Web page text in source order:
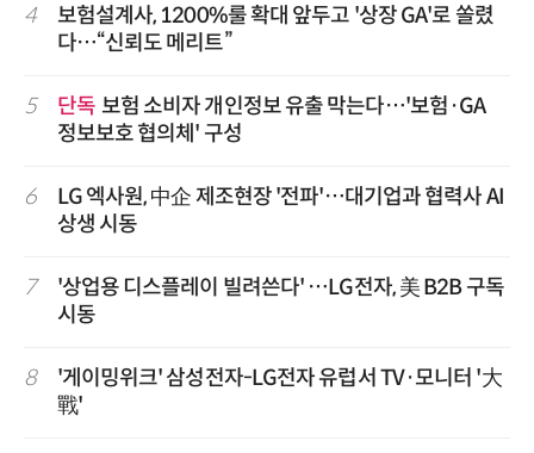
4
보험설계사, 1200%룰 확대 앞두고 '상장 GA'로 쏠렸
다…“신뢰도 메리트”
5 단독 보험 소비자 개인정보 유출 막는다…'보험·GA
정보보호 협의체' 구성
6
LG 엑사원, 中企 제조현장 '전파'…대기업과 협력사 AI
상생 시동
7
'상업용 디스플레이 빌려쓴다' …LG전자, 美 B2B 구독
시동
8
'게이밍위크' 삼성전자-LG전자 유럽서 TV·모니터 '大
戰'